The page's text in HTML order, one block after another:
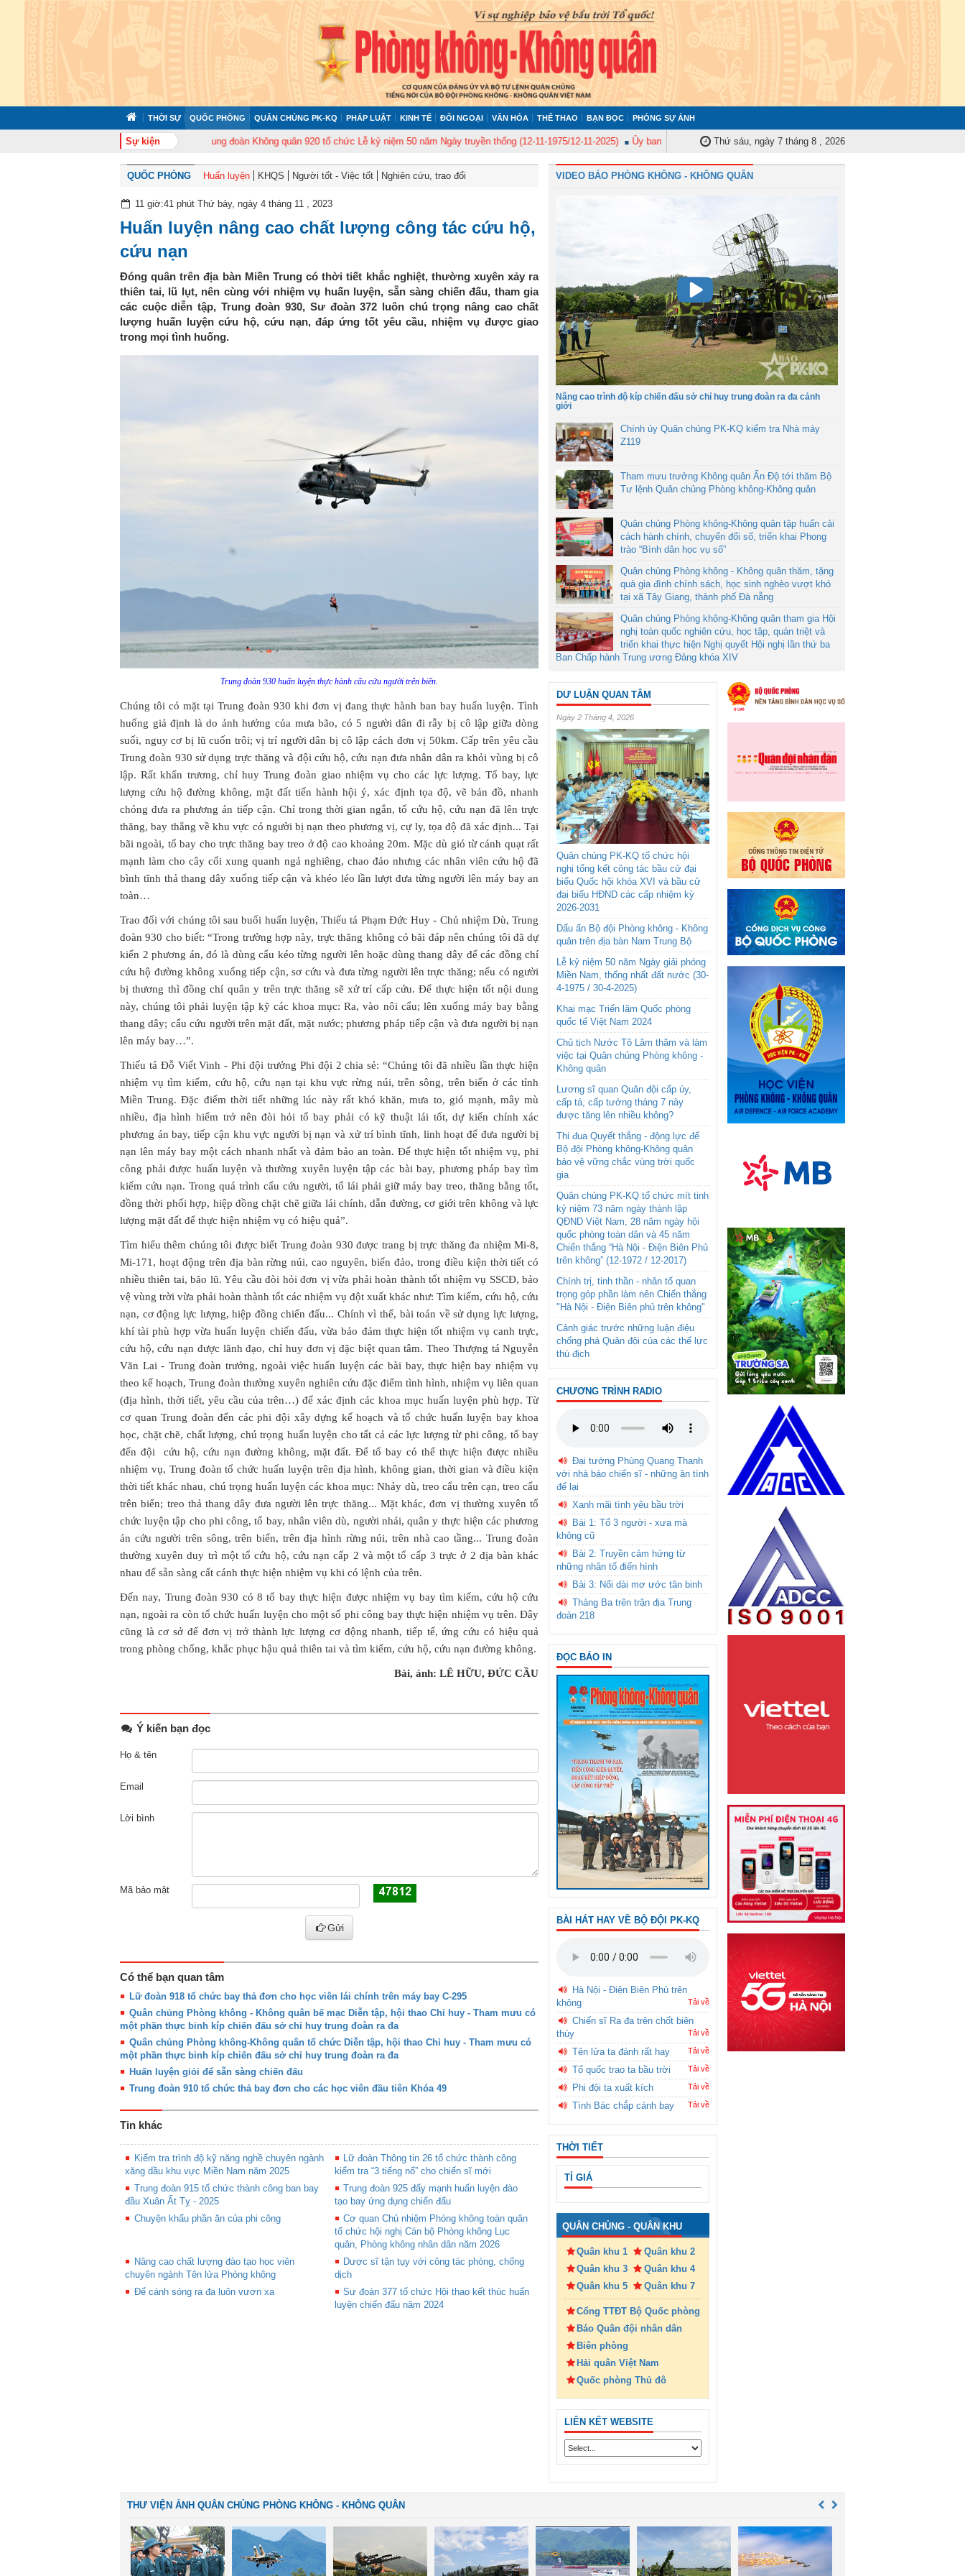
THỜI SỰ QUỐC PHÒNG QUÂN CHỦNG PK-KQ PHÁP LUẬT KINH TẾ ĐỐI NGOẠI VĂN HÓA THỂ THAO BẠN ĐỌC PHÓNG SỰ ẢNH
Sự kiện
tổ chức tập huấn cán bộ năm 2026 Trung đoàn Không quân 920 tổ chức Lễ kỷ niệm 50 năm Ngày truyền thống (12-11-1975/12-11-2025) Ủy ban Kiểm tra Quân ủy Trung ương tập huấn nghiệp vụ công tác kiểm tra, giám sát
Thứ sáu, ngày 7 tháng 8 , 2026
QUỐC PHÒNG Huấn luyện KHQS Người tốt - Việc tốt Nghiên cứu, trao đổi
11 giờ:41 phút Thứ bảy, ngày 4 tháng 11 , 2023
Huấn luyện nâng cao chất lượng công tác cứu hộ,
cứu nạn
Đóng quân trên địa bàn Miền Trung có thời tiết khắc nghiệt, thường xuyên xảy ra
thiên tai, lũ lụt, nên cùng với nhiệm vụ huấn luyện, sẵn sàng chiến đấu, tham gia
các cuộc diễn tập, Trung đoàn 930, Sư đoàn 372 luôn chú trọng nâng cao chất
lượng huấn luyện cứu hộ, cứu nạn, đáp ứng tốt yêu cầu, nhiệm vụ được giao
trong mọi tình huống.
Trung đoàn 930 huấn luyện thực hành cẩu cứu người trên biển.
Chúng tôi có mặt tại Trung đoàn 930 khi đơn vị đang thực hành ban bay huấn luyện. Tình
huống giả định là do ảnh hưởng của mưa bão, có 5 người dân đi rẫy bị cô lập giữa dòng
suối, nguy cơ bị lũ cuốn trôi; vị trí người dân bị cô lập cách đơn vị 50km. Cấp trên yêu cầu
Trung đoàn 930 sử dụng trực thăng và đội cứu hộ, cứu nạn đưa nhân dân ra khỏi vùng bị cô
lập. Rất khẩn trương, chỉ huy Trung đoàn giao nhiệm vụ cho các lực lượng. Tổ bay, lực
lượng cứu hộ đường không, mặt đất tiến hành hội ý, xác định tọa độ, vẽ bản đồ, nhanh
chóng đưa ra phương án tiếp cận. Chỉ trong thời gian ngắn, tổ cứu hộ, cứu nạn đã lên trực
thăng, bay thẳng về khu vực có người bị nạn theo phương vị, cự ly, tọa độ đã xác định... Tại
bãi ngoài, tổ bay cho trực thăng bay treo ở độ cao khoảng 20m. Mặc dù gió từ cánh quạt rất
mạnh làm cho cây cối xung quanh ngả nghiêng, chao đảo nhưng các nhân viên cứu hộ đã
bình tĩnh thả thang dây xuống tiếp cận và khéo léo lần lượt đưa từng người lên máy bay an
toàn…
Trao đổi với chúng tôi sau buổi huấn luyện, Thiếu tá Phạm Đức Huy - Chủ nhiệm Dù, Trung
đoàn 930 cho biết: “Trong trường hợp này, trực thăng không có bãi đáp nên chúng tôi đã dự
kiến 2 phương án, đó là dùng cẩu kéo từng người lên hoặc dùng thang dây để các đồng chí
cứu hộ đường không xuống tiếp cận, sơ cứu và đưa từng người lên trực thăng; nếu có người
bị thương thì đồng chí quân y trên trực thăng sẽ xử trí cấp cứu. Để thực hiện tốt nội dung
này, chúng tôi phải luyện tập kỹ các khoa mục: Ra, vào nôi cẩu; lên xuống máy bay bằng
thang dây; cẩu cứu người trên mặt đất, mặt nước; phương pháp tiếp cận và đưa người bị nạn
lên máy bay…”.
Thiếu tá Đỗ Viết Vinh - Phi đội trưởng Phi đội 2 chia sẻ: “Chúng tôi đã nhiều lần thực hiện
nhiệm vụ tìm kiếm, cứu hộ, cứu nạn tại khu vực rừng núi, trên sông, trên biển ở các tỉnh
Miền Trung. Đặc điểm thời tiết những lúc này rất khó khăn, mưa to, gió mạnh, mây mù
nhiều, địa hình hiểm trở nên đòi hỏi tổ bay phải có kỹ thuật lái tốt, dự kiến chính xác
phương án bay, tiếp cận khu vực người bị nạn và xử trí bình tĩnh, linh hoạt để đưa người bị
nạn lên máy bay một cách nhanh nhất và đảm bảo an toàn. Để thực hiện tốt nhiệm vụ, phi
công phải được huấn luyện và thường xuyên luyện tập các bài bay, phương pháp bay tìm
kiếm cứu nạn. Trong quá trình cẩu cứu người, tổ lái phải giữ máy bay treo, thăng bằng tốt,
đồng thời phối hợp, hiệp đồng chặt chẽ giữa lái chính, dẫn đường, cơ giới trên không và lực
lượng mặt đất để thực hiện nhiệm vụ có hiệu quả”.
Tìm hiểu thêm chúng tôi được biết Trung đoàn 930 được trang bị trực thăng đa nhiệm Mi-8,
Mi-171, hoạt động trên địa bàn rừng núi, cao nguyên, biển đảo, trong điều kiện thời tiết có
nhiều thiên tai, bão lũ. Yêu cầu đòi hỏi đơn vị vừa phải hoàn thành tốt nhiệm vụ SSCĐ, bảo
vệ vùng trời vừa phải hoàn thành tốt các nhiệm vụ đột xuất khác như: Tìm kiếm, cứu hộ, cứu
nạn, cơ động lực lượng, hiệp đồng chiến đấu... Chính vì thế, bài toán về sử dụng lực lượng,
khí tài phù hợp vừa huấn luyện chiến đấu, vừa bảo đảm thực hiện tốt nhiệm vụ canh trực,
cứu hộ, cứu nạn được lãnh đạo, chỉ huy đơn vị đặc biệt quan tâm. Theo Thượng tá Nguyễn
Văn Lai - Trung đoàn trưởng, ngoài việc huấn luyện các bài bay, thực hiện bay nhiệm vụ
theo kế hoạch, Trung đoàn thường xuyên nghiên cứu đặc điểm tình hình, nhiệm vụ liên quan
(địa hình, thời tiết, yêu cầu của trên…) để xác định các khoa mục huấn luyện phù hợp. Từ
cơ quan Trung đoàn đến các phi đội xây dựng kế hoạch và tổ chức huấn luyện bay khoa
học, chặt chẽ, chất lượng, chú trọng huấn luyện cho tất cả các lực lượng từ phi công, tổ bay
đến đội cứu hộ, cứu nạn đường không, mặt đất. Để tổ bay có thể thực hiện được nhiều
nhiệm vụ, Trung đoàn tổ chức huấn luyện trên địa hình, không gian, thời gian và điều kiện
thời tiết khác nhau, chú trọng huấn luyện các khoa mục: Nhảy dù, treo cẩu trên cạn, treo cẩu
trên biển; treo thả thang dây đưa người lên trực thăng... Mặt khác, đơn vị thường xuyên tổ
chức luyện tập cho phi công, tổ bay, nhân viên dù, người nhái, quân y thực hiện các phương
án cứu người trên sông, trên biển, trên địa hình rừng núi, trên nhà cao tầng... Trung đoàn
thường xuyên duy trì một tổ cứu hộ, cứu nạn cấp 2 và một tổ cấp 3 trực ở 2 địa bàn khác
nhau để sẵn sàng cất cánh thực hiện nhiệm vụ khi có lệnh của trên.
Đến nay, Trung đoàn 930 có 8 tổ bay thực hiện được nhiệm vụ bay tìm kiếm, cứu hộ cứu
nạn, ngoài ra còn tổ chức huấn luyện cho một số phi công bay thực hiện nhiệm vụ trên. Đây
cũng là cơ sở để đơn vị trở thành lực lượng cơ động nhanh, tiếp tế, ứng cứu có hiệu quả
trong phòng chống, khắc phục hậu quả thiên tai và tìm kiếm, cứu hộ, cứu nạn đường không.
Bài, ảnh: LÊ HỮU, ĐỨC CẦU
Ý kiến bạn đọc
Họ & tên
Email
Lời bình
Mã bảo mật
Gửi
Có thể bạn quan tâm
Lữ đoàn 918 tổ chức bay thả đơn cho học viên lái chính trên máy bay C-295
Quân chủng Phòng không - Không quân bế mạc Diễn tập, hội thao Chỉ huy - Tham mưu có
một phần thực binh kíp chiến đấu sở chỉ huy trung đoàn ra đa
Quân chủng Phòng không-Không quân tổ chức Diễn tập, hội thao Chỉ huy - Tham mưu có
một phần thực binh kíp chiến đấu sở chỉ huy trung đoàn ra đa
Huấn luyện giỏi để sẵn sàng chiến đấu
Trung đoàn 910 tổ chức thả bay đơn cho các học viên đầu tiên Khóa 49
Tin khác
Kiểm tra trình độ kỹ năng nghề chuyên ngành
xăng dầu khu vực Miền Nam năm 2025
Lữ đoàn Thông tin 26 tổ chức thành công
kiểm tra “3 tiếng nổ” cho chiến sĩ mới
Trung đoàn 915 tổ chức thành công ban bay
đầu Xuân Ất Tỵ - 2025
Trung đoàn 925 đẩy mạnh huấn luyện đào
tạo bay ứng dụng chiến đấu
Chuyện khẩu phần ăn của phi công
Cơ quan Chủ nhiệm Phòng không toàn quân
tổ chức hội nghị Cán bộ Phòng không Lục
quân, Phòng không nhân dân năm 2026
Nâng cao chất lượng đào tạo học viên
chuyên ngành Tên lửa Phòng không
Dược sĩ tận tụy với công tác phòng, chống
dịch
Để cánh sóng ra đa luôn vươn xa
Sư đoàn 377 tổ chức Hội thao kết thúc huấn
luyện chiến đấu năm 2024
VIDEO BÁO PHÒNG KHÔNG - KHÔNG QUÂN
Nâng cao trình độ kíp chiến đấu sở chỉ huy trung đoàn ra đa cảnh
giới
Chính ủy Quân chủng PK-KQ kiểm tra Nhà máy
Z119
Tham mưu trưởng Không quân Ấn Độ tới thăm Bộ
Tư lệnh Quân chủng Phòng không-Không quân
Quân chủng Phòng không-Không quân tập huấn cải
cách hành chính, chuyển đổi số, triển khai Phong
trào “Bình dân học vụ số”
Quân chủng Phòng không - Không quân thăm, tặng
quà gia đình chính sách, học sinh nghèo vượt khó
tại xã Tây Giang, thành phố Đà nẵng
Quân chủng Phòng không-Không quân tham gia Hội
nghị toàn quốc nghiên cứu, học tập, quán triệt và
triển khai thực hiện Nghị quyết Hội nghị lần thứ ba
Ban Chấp hành Trung ương Đảng khóa XIV
DƯ LUẬN QUAN TÂM
Ngày 2 Tháng 4, 2026
Quân chủng PK-KQ tổ chức hội
nghị tổng kết công tác bầu cử đại
biểu Quốc hội khóa XVI và bầu cử
đại biểu HĐND các cấp nhiệm kỳ
2026-2031
Dấu ấn Bộ đội Phòng không - Không
quân trên địa bàn Nam Trung Bộ
Lễ kỷ niệm 50 năm Ngày giải phóng
Miền Nam, thống nhất đất nước (30-
4-1975 / 30-4-2025)
Khai mạc Triển lãm Quốc phòng
quốc tế Việt Nam 2024
Chủ tịch Nước Tô Lâm thăm và làm
việc tại Quân chủng Phòng không -
Không quân
Lương sĩ quan Quân đội cấp úy,
cấp tá, cấp tướng tháng 7 này
được tăng lên nhiều không?
Thi đua Quyết thắng - động lực để
Bộ đội Phòng không-Không quân
bảo vệ vững chắc vùng trời quốc
gia
Quân chủng PK-KQ tổ chức mít tinh
kỷ niệm 73 năm ngày thành lập
QĐND Việt Nam, 28 năm ngày hội
quốc phòng toàn dân và 45 năm
Chiến thắng “Hà Nội - Điện Biên Phủ
trên không” (12-1972 / 12-2017)
Chính trị, tinh thần - nhân tố quan
trọng góp phần làm nên Chiến thắng
"Hà Nội - Điện Biên phủ trên không"
Cảnh giác trước những luận điệu
chống phá Quân đội của các thế lực
thù địch
CHƯƠNG TRÌNH RADIO
Đại tướng Phùng Quang Thanh
với nhà báo chiến sĩ - những ân tình
để lại
Xanh mãi tình yêu bầu trời
Bài 1: Tổ 3 người - xưa mà
không cũ
Bài 2: Truyền cảm hứng từ
những nhân tố điển hình
Bài 3: Nối dài mơ ước tân binh
Tháng Ba trên trận địa Trung
đoàn 218
ĐỌC BÁO IN
BÀI HÁT HAY VỀ BỘ ĐỘI PK-KQ
Hà Nội - Điện Biên Phủ trên
không
Tải về
Chiến sĩ Ra đa trên chốt biên
thùy
Tải về
Tên lửa ta đánh rất hay Tải về
Tổ quốc trao ta bầu trời Tải về
Phi đội ta xuất kích Tải về
Tình Bác chắp cánh bay Tải về
THỜI TIẾT
TỈ GIÁ
QUÂN CHỦNG - QUÂN KHU
Quân khu 1
Quân khu 2
Quân khu 3
Quân khu 4
Quân khu 5
Quân khu 7
Cổng TTĐT Bộ Quốc phòng
Báo Quân đội nhân dân
Biên phòng
Hải quân Việt Nam
Quốc phòng Thủ đô
LIÊN KẾT WEBSITE
THƯ VIỆN ẢNH QUÂN CHỦNG PHÒNG KHÔNG - KHÔNG QUÂN